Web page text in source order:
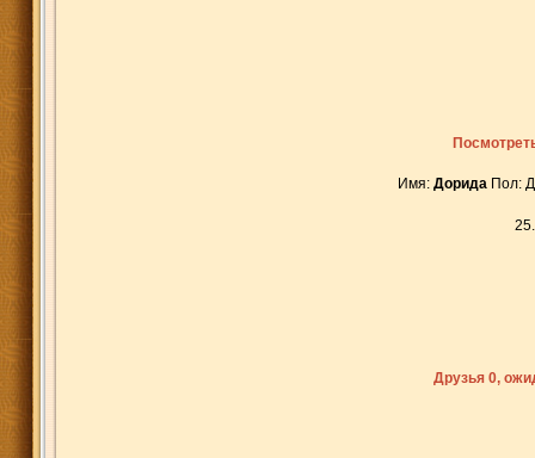
Имя: Дорида Пол:
Друзья 0,